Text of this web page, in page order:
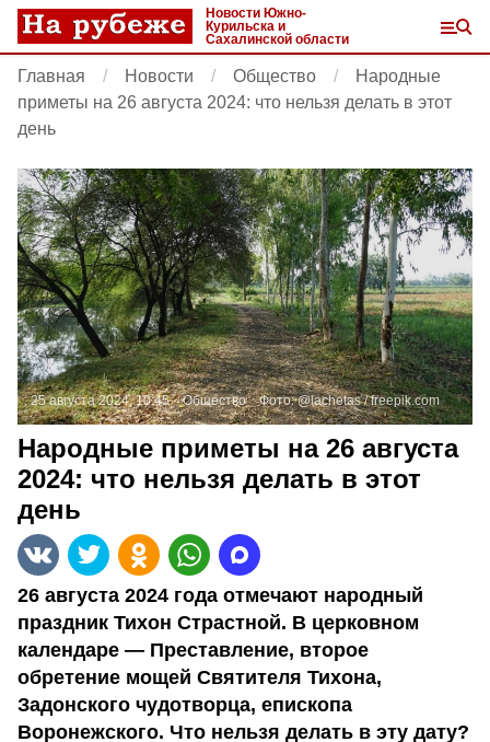
Новости Южно-
Курильска и
Сахалинской области
Главная Новости Общество
Народные
приметы на 26 августа 2024: что нельзя делать в этот
день
25 августа 2024, 10:45 Общество Фото:@lachetas /freepik.com
Народные приметы на 26 августа
2024: что нельзя делать в этот
день
26 августа 2024 года отмечают народный
праздник Тихон Страстной. В церковном
календаре — Преставление, второе
обретение мощей Святителя Тихона,
Задонского чудотворца, епископа
Воронежского. Что нельзя делать в эту дату?